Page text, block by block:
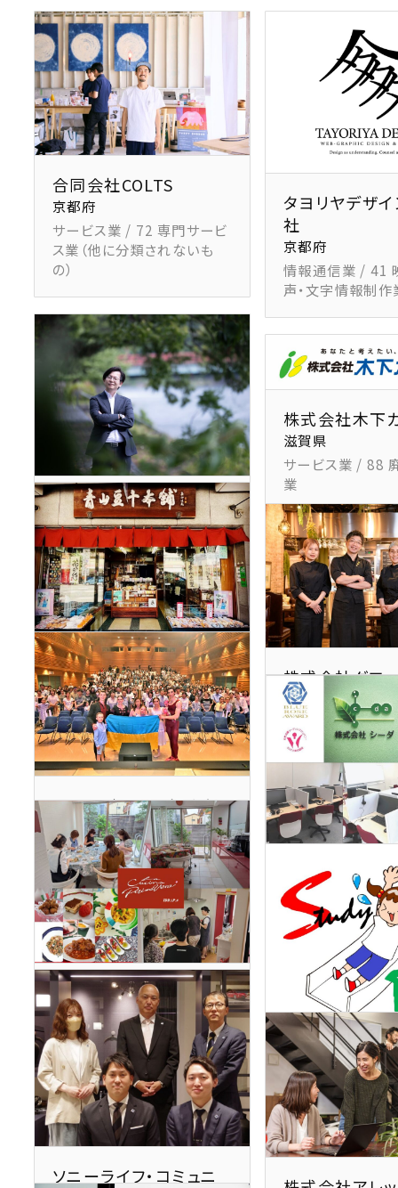
合同会社COLTS
京都府
サービス業 / 72 専門サービ
ス業（他に分類されないも
の）
タヨリヤデザ
社
京都府
情報通信業 / 41
声・文字情報制作
You-A株式会社
京都府
サービス業 / 92 その他の事
業サービス業
株式会社木下
滋賀県
サービス業 / 88
業
株式会社青山豆十本舗
京都府
製造業 / 09 食料品製造業
株式会社グロ
マン
大阪府
宿泊業,飲食店 /
アツコバレエスタジオ
大阪府
教育学習支援業 / 82その他
の教育、学習支援業
株式会社シー
大阪府
サービス業 / 92
業サービス業
株式会社TDD
京都府
教育学習支援業 / 82 その他
の教育、学習支援業
ＨＫ株式会社
京都府
教育学習支援業
の教育，学習支援
ソニーライフ・コミュニ